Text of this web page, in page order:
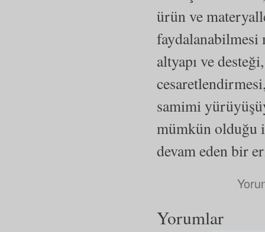
ürün ve
altyapı ve
samimi
mümkün olduğu
devam eden bir
Yorumlar